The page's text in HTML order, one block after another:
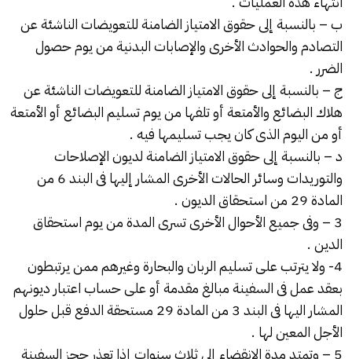
ب – بالنسبة إلى حقوق الامتياز الضامنة للتعويضات الناشئة عن
التصادم والحوادث الأخرى والإصابات البدنية من يوم حصول
الضرر .
ج – بالنسبة إلى حقوق الامتياز الضامنة للتعويضات الناشئة عن
هلاك البضائع والأمتعة أو تلفها من يوم تسليم البضائع أو الأمتعة
أو من اليوم الذى كان يجب تسليمها فيه .
د – بالنسبة إلى حقوق الامتياز الضامنة لديون الإصلاحات
والتوريدات وسائر الحالات الأخرى المشار إليها فى البند 6 من
المادة 29 من استحقاق الديون .
3 – وفى جميع الأحوال الأخرى تسرى المدة من يوم استحقاق
الدين .
4- ولا يترتب على تسليم الربان والبحارة وغيرهم ممن يرتبطون
بعقد عمل فى السفينة مبالغ مقدمة أو على حساب اعتبار ديونهم
المشار اليها فى البند 3 من المادة 29 مستحقة الدفع قبل حلول
الأجل المعين لها .
5 – وتمتد مدة الانقضاء إلى ثلاث سنوات إذا تعذر حجز السفينة